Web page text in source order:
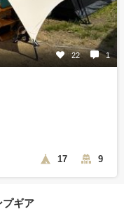
22 1
17 9
ギア